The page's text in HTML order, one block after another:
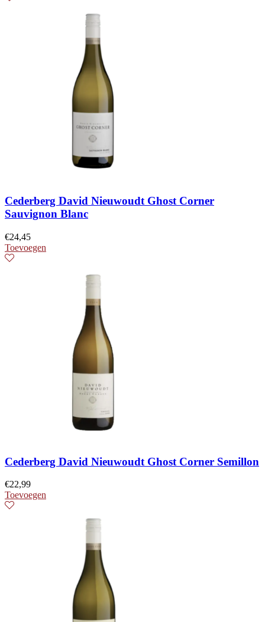
Cederberg David Nieuwoudt Ghost Corner
Sauvignon Blanc
€24,45
Toevoegen
Cederberg David Nieuwoudt Ghost Corner Semillon
€22,99
Toevoegen